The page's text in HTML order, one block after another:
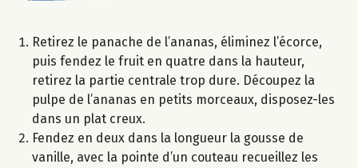
Retirez le panache de l’ananas, éliminez l’écorce,
puis fendez le fruit en quatre dans la hauteur,
retirez la partie centrale trop dure. Découpez la
pulpe de l’ananas en petits morceaux, disposez-les
dans un plat creux.
Fendez en deux dans la longueur la gousse de
vanille, avec la pointe d’un couteau recueillez les